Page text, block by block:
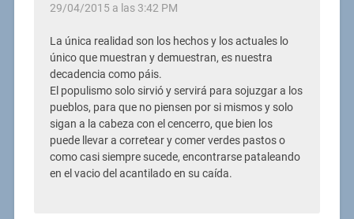
29/04/2015 a las 3:42 PM
La única realidad son los hechos y los actuales lo
único que muestran y demuestran, es nuestra
decadencia como páis.
El populismo solo sirvió y servirá para sojuzgar a los
pueblos, para que no piensen por si mismos y solo
sigan a la cabeza con el cencerro, que bien los
puede llevar a corretear y comer verdes pastos o
como casi siempre sucede, encontrarse pataleando
en el vacio del acantilado en su caída.